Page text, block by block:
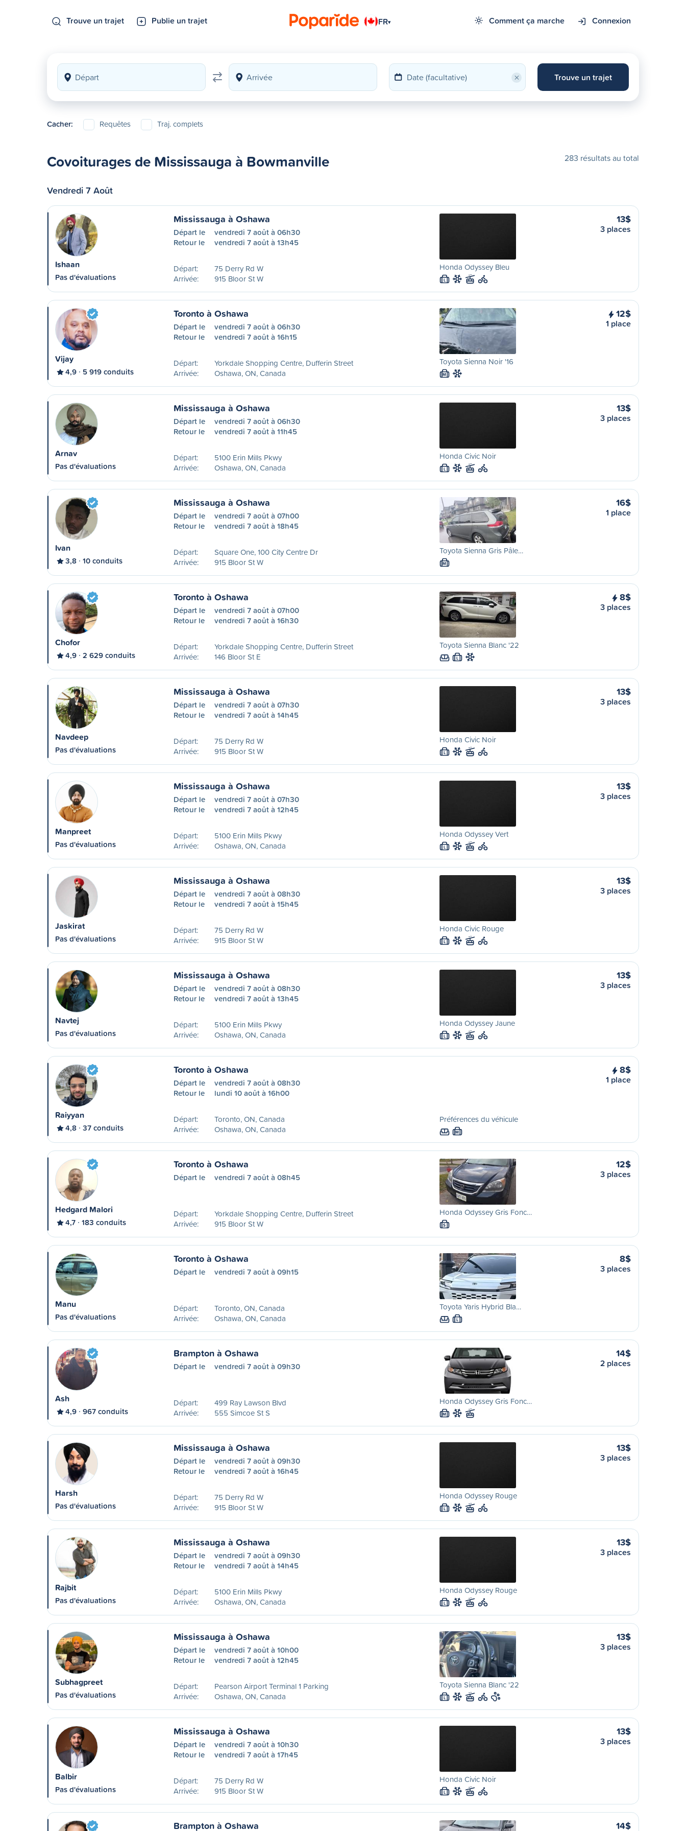
Trouve un trajet Publie un trajet FR▾ Comment ça marche Connexion
× Trouve un trajet
Cacher: Requêtes Traj. complets
Covoiturages de Mississauga à Bowmanville 283 résultats au total
Vendredi 7 Août
Ishaan
Pas d'évaluations
Mississauga à Oshawa
Départ le
vendredi 7 août à 06h30
Retour le
vendredi 7 août à 13h45
Départ:
75 Derry Rd W
Arrivée:
915 Bloor St W
Honda Odyssey Bleu
L
13$
3 places
Vijay
4,9 5 919 conduits
Toronto à Oshawa
Départ le
vendredi 7 août à 06h30
Retour le
vendredi 7 août à 16h15
Départ:
Yorkdale Shopping Centre, Dufferin Street
Arrivée:
Oshawa, ON, Canada
Toyota Sienna Noir '16
M
12$
1 place
Arnav
Pas d'évaluations
Mississauga à Oshawa
Départ le
vendredi 7 août à 06h30
Retour le
vendredi 7 août à 11h45
Départ:
5100 Erin Mills Pkwy
Arrivée:
Oshawa, ON, Canada
Honda Civic Noir
L
13$
3 places
Ivan
3,8 10 conduits
Mississauga à Oshawa
Départ le
vendredi 7 août à 07h00
Retour le
vendredi 7 août à 18h45
Départ:
Square One, 100 City Centre Dr
Arrivée:
915 Bloor St W
Toyota Sienna Gris Pâle…
M
16$
1 place
Chofor
4,9 2 629 conduits
Toronto à Oshawa
Départ le
vendredi 7 août à 07h00
Retour le
vendredi 7 août à 16h30
Départ:
Yorkdale Shopping Centre, Dufferin Street
Arrivée:
146 Bloor St E
Toyota Sienna Blanc '22
L
8$
3 places
Navdeep
Pas d'évaluations
Mississauga à Oshawa
Départ le
vendredi 7 août à 07h30
Retour le
vendredi 7 août à 14h45
Départ:
75 Derry Rd W
Arrivée:
915 Bloor St W
Honda Civic Noir
L
13$
3 places
Manpreet
Pas d'évaluations
Mississauga à Oshawa
Départ le
vendredi 7 août à 07h30
Retour le
vendredi 7 août à 12h45
Départ:
5100 Erin Mills Pkwy
Arrivée:
Oshawa, ON, Canada
Honda Odyssey Vert
L
13$
3 places
Jaskirat
Pas d'évaluations
Mississauga à Oshawa
Départ le
vendredi 7 août à 08h30
Retour le
vendredi 7 août à 15h45
Départ:
75 Derry Rd W
Arrivée:
915 Bloor St W
Honda Civic Rouge
L
13$
3 places
Navtej
Pas d'évaluations
Mississauga à Oshawa
Départ le
vendredi 7 août à 08h30
Retour le
vendredi 7 août à 13h45
Départ:
5100 Erin Mills Pkwy
Arrivée:
Oshawa, ON, Canada
Honda Odyssey Jaune
L
13$
3 places
Raiyyan
4,8 37 conduits
Toronto à Oshawa
Départ le
vendredi 7 août à 08h30
Retour le
lundi 10 août à 16h00
Départ:
Toronto, ON, Canada
Arrivée:
Oshawa, ON, Canada
Préférences du véhicule
M
8$
1 place
Hedgard Malori
4,7 183 conduits
Toronto à Oshawa
Départ le vendredi 7 août à 08h45
Départ:
Yorkdale Shopping Centre, Dufferin Street
Arrivée:
915 Bloor St W
Honda Odyssey Gris Fonc…
S
12$
3 places
Manu
Pas d'évaluations
Toronto à Oshawa
Départ le vendredi 7 août à 09h15
Départ:
Toronto, ON, Canada
Arrivée:
Oshawa, ON, Canada
Toyota Yaris Hybrid Bla…
L
8$
3 places
Ash
4,9 967 conduits
Brampton à Oshawa
Départ le vendredi 7 août à 09h30
Départ:
499 Ray Lawson Blvd
Arrivée:
555 Simcoe St S
Honda Odyssey Gris Fonc…
M
14$
2 places
Harsh
Pas d'évaluations
Mississauga à Oshawa
Départ le
vendredi 7 août à 09h30
Retour le
vendredi 7 août à 16h45
Départ:
75 Derry Rd W
Arrivée:
915 Bloor St W
Honda Odyssey Rouge
L
13$
3 places
Rajbit
Pas d'évaluations
Mississauga à Oshawa
Départ le
vendredi 7 août à 09h30
Retour le
vendredi 7 août à 14h45
Départ:
5100 Erin Mills Pkwy
Arrivée:
Oshawa, ON, Canada
Honda Odyssey Rouge
L
13$
3 places
Subhagpreet
Pas d'évaluations
Mississauga à Oshawa
Départ le
vendredi 7 août à 10h00
Retour le
vendredi 7 août à 12h45
Départ:
Pearson Airport Terminal 1 Parking
Arrivée:
Oshawa, ON, Canada
Toyota Sienna Blanc '22
L
13$
3 places
Balbir
Pas d'évaluations
Mississauga à Oshawa
Départ le
vendredi 7 août à 10h30
Retour le
vendredi 7 août à 17h45
Départ:
75 Derry Rd W
Arrivée:
915 Bloor St W
Honda Civic Noir
L
13$
3 places
Brampton à Oshawa 14$